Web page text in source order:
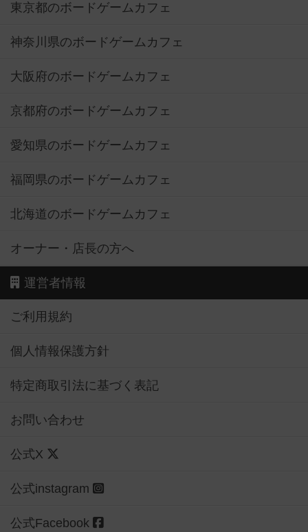
東京都のボードゲームカフェ
神奈川県のボードゲームカフェ
大阪府のボードゲームカフェ
京都府のボードゲームカフェ
愛知県のボードゲームカフェ
福岡県のボードゲームカフェ
北海道のボードゲームカフェ
オーナー・店長の方へ
運営者情報
ご利用規約
個人情報保護方針
特定商取引法に基づく表記
お問い合わせ
公式X
公式instagram
公式Facebook